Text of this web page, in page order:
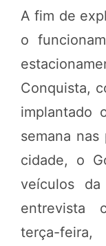
A fim de
o
Conquista,
implantado
semana
cidade, o
veículos
entrevista
terça-